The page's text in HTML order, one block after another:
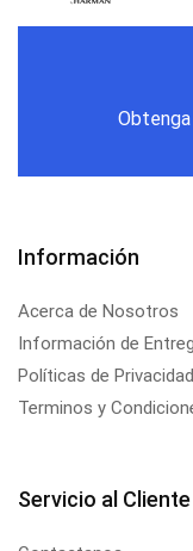
Información
Acerca de Nosotros
Información de
Políticas de Privacidad
Terminos y
Servicio al Cliente